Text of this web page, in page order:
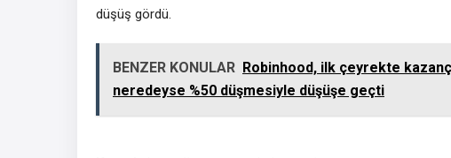
düşüş gördü.
BENZER KONULAR Robinhood, ilk çeyrekte
neredeyse %50 düşmesiyle düşüşe geçti